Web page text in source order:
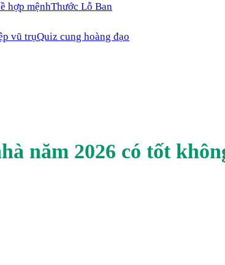
hợp mệnhThước Lỗ Ban
vũ trụQuiz cung hoàng đạo
năm 2026 có tốt